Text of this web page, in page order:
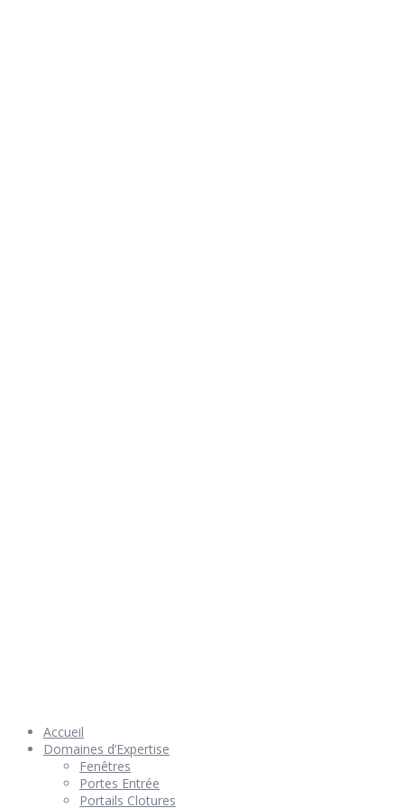
Accueil
Domaines d’Expertise
Fenêtres
Portes Entrée
Portails Clotures